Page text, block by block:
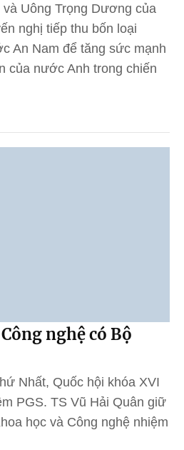
Uông Trọng Dương của
nghị tiếp thu bốn loại
An Nam để tăng sức mạnh
của nước Anh trong chiến
nghệ có Bộ
Nhất, Quốc hội khóa XVI
PGS. TS Vũ Hải Quân giữ
học và Công nghệ nhiệm